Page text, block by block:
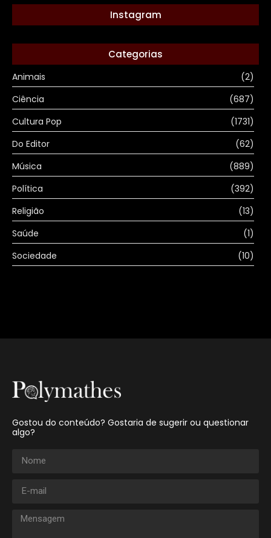
Instagram
Categorias
Animais
(2)
Ciência
(687)
Cultura Pop
(1731)
Do Editor
(62)
Música
(889)
Política
(392)
Religião
(13)
Saúde
(1)
Sociedade
(10)
Gostou do conteúdo? Gostaria de sugerir ou questionar
algo?